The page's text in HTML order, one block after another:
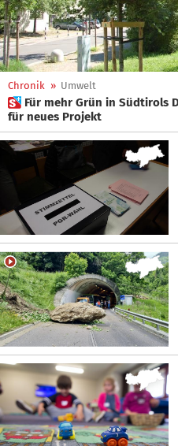
Chronik » Umwelt
 Für mehr Grün in Südtirols Dörfern und Städten: Auftakt
für neues Projekt